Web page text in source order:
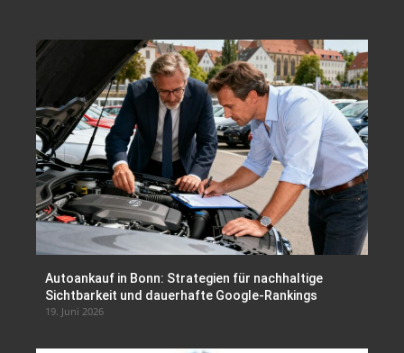
Autoankauf in Bonn: Strategien für nachhaltige
Sichtbarkeit und dauerhafte Google-Rankings
19. Juni 2026